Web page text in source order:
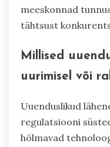
meeskonnad
tähtsust
Millised
uurimisel või
Uuenduslikud
regulatsiooni
hõlmavad